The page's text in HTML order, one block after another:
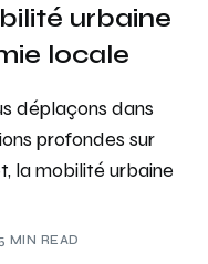
urbaine
locale
déplaçons dans
profondes sur
la mobilité urbaine
MIN READ